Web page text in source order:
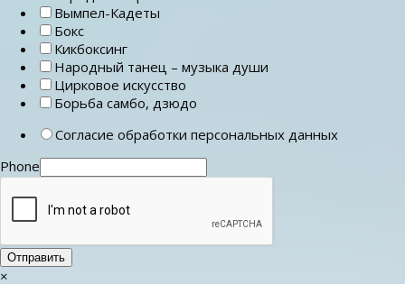
Вымпел-Кадеты
Бокс
Кикбоксинг
Народный танец – музыка души
Цирковое искусство
Борьба самбо, дзюдо
Согласие обработки персональных данных
Phone
Отправить
×